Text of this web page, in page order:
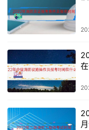
注意：报名期间，报
状态流程中的“信息维
不可修改。
7、特别情况审核：
须进行人工核查，报考
规定办理报考相关事项
8、支付考试费用：通
考试组织机构规定的缴